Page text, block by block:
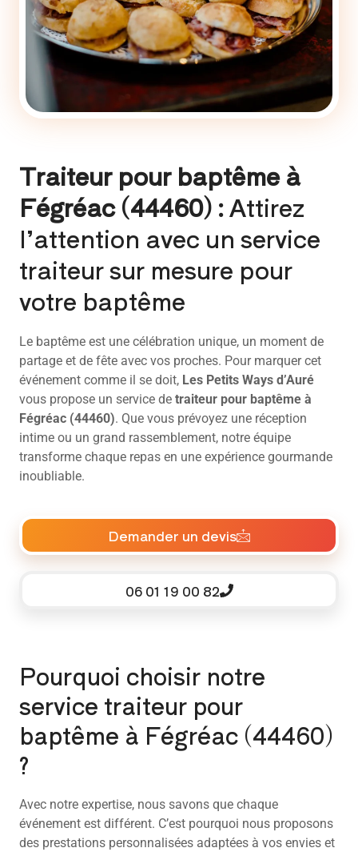
Traiteur pour baptême à
Fégréac (44460) :Attirez
l’attention avec un service
traiteur sur mesure pour
votre baptême
Le baptême est une célébration unique, un moment de
partage et de fête avec vos proches. Pour marquer cet
événement comme il se doit, Les Petits Ways d’Auré
vous propose un service de traiteur pour baptême à
Fégréac (44460). Que vous prévoyez une réception
intime ou un grand rassemblement, notre équipe
transforme chaque repas en une expérience gourmande
inoubliable.
Demander un devis
06 01 19 00 82
Pourquoi choisir notre
service traiteur pour
baptême à Fégréac (44460)
?
Avec notre expertise, nous savons que chaque
événement est différent. C’est pourquoi nous proposons
des prestations personnalisées adaptées à vos envies et